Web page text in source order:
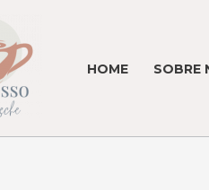
HOME SOBRE